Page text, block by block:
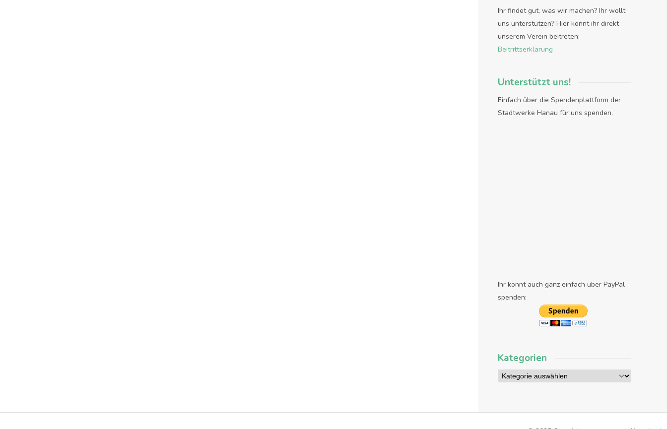
Ihr findet gut, was wir machen? Ihr wollt
uns unterstützen? Hier könnt ihr direkt
unserem Verein beitreten:
Beitrittserklärung
Unterstützt uns!
Einfach über die Spendenplattform der
Stadtwerke Hanau für uns spenden.
Ihr könnt auch ganz einfach über PayPal
spenden:
Kategorien